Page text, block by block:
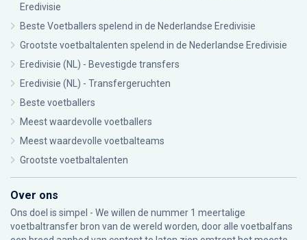
Eredivisie
Beste Voetballers spelend in de Nederlandse Eredivisie
Grootste voetbaltalenten spelend in de Nederlandse Eredivisie
Eredivisie (NL) - Bevestigde transfers
Eredivisie (NL) - Transfergeruchten
Beste voetballers
Meest waardevolle voetballers
Meest waardevolle voetbalteams
Grootste voetbaltalenten
Over ons
Ons doel is simpel - We willen de nummer 1 meertalige
voetbaltransfer bron van de wereld worden, door alle voetbalfans